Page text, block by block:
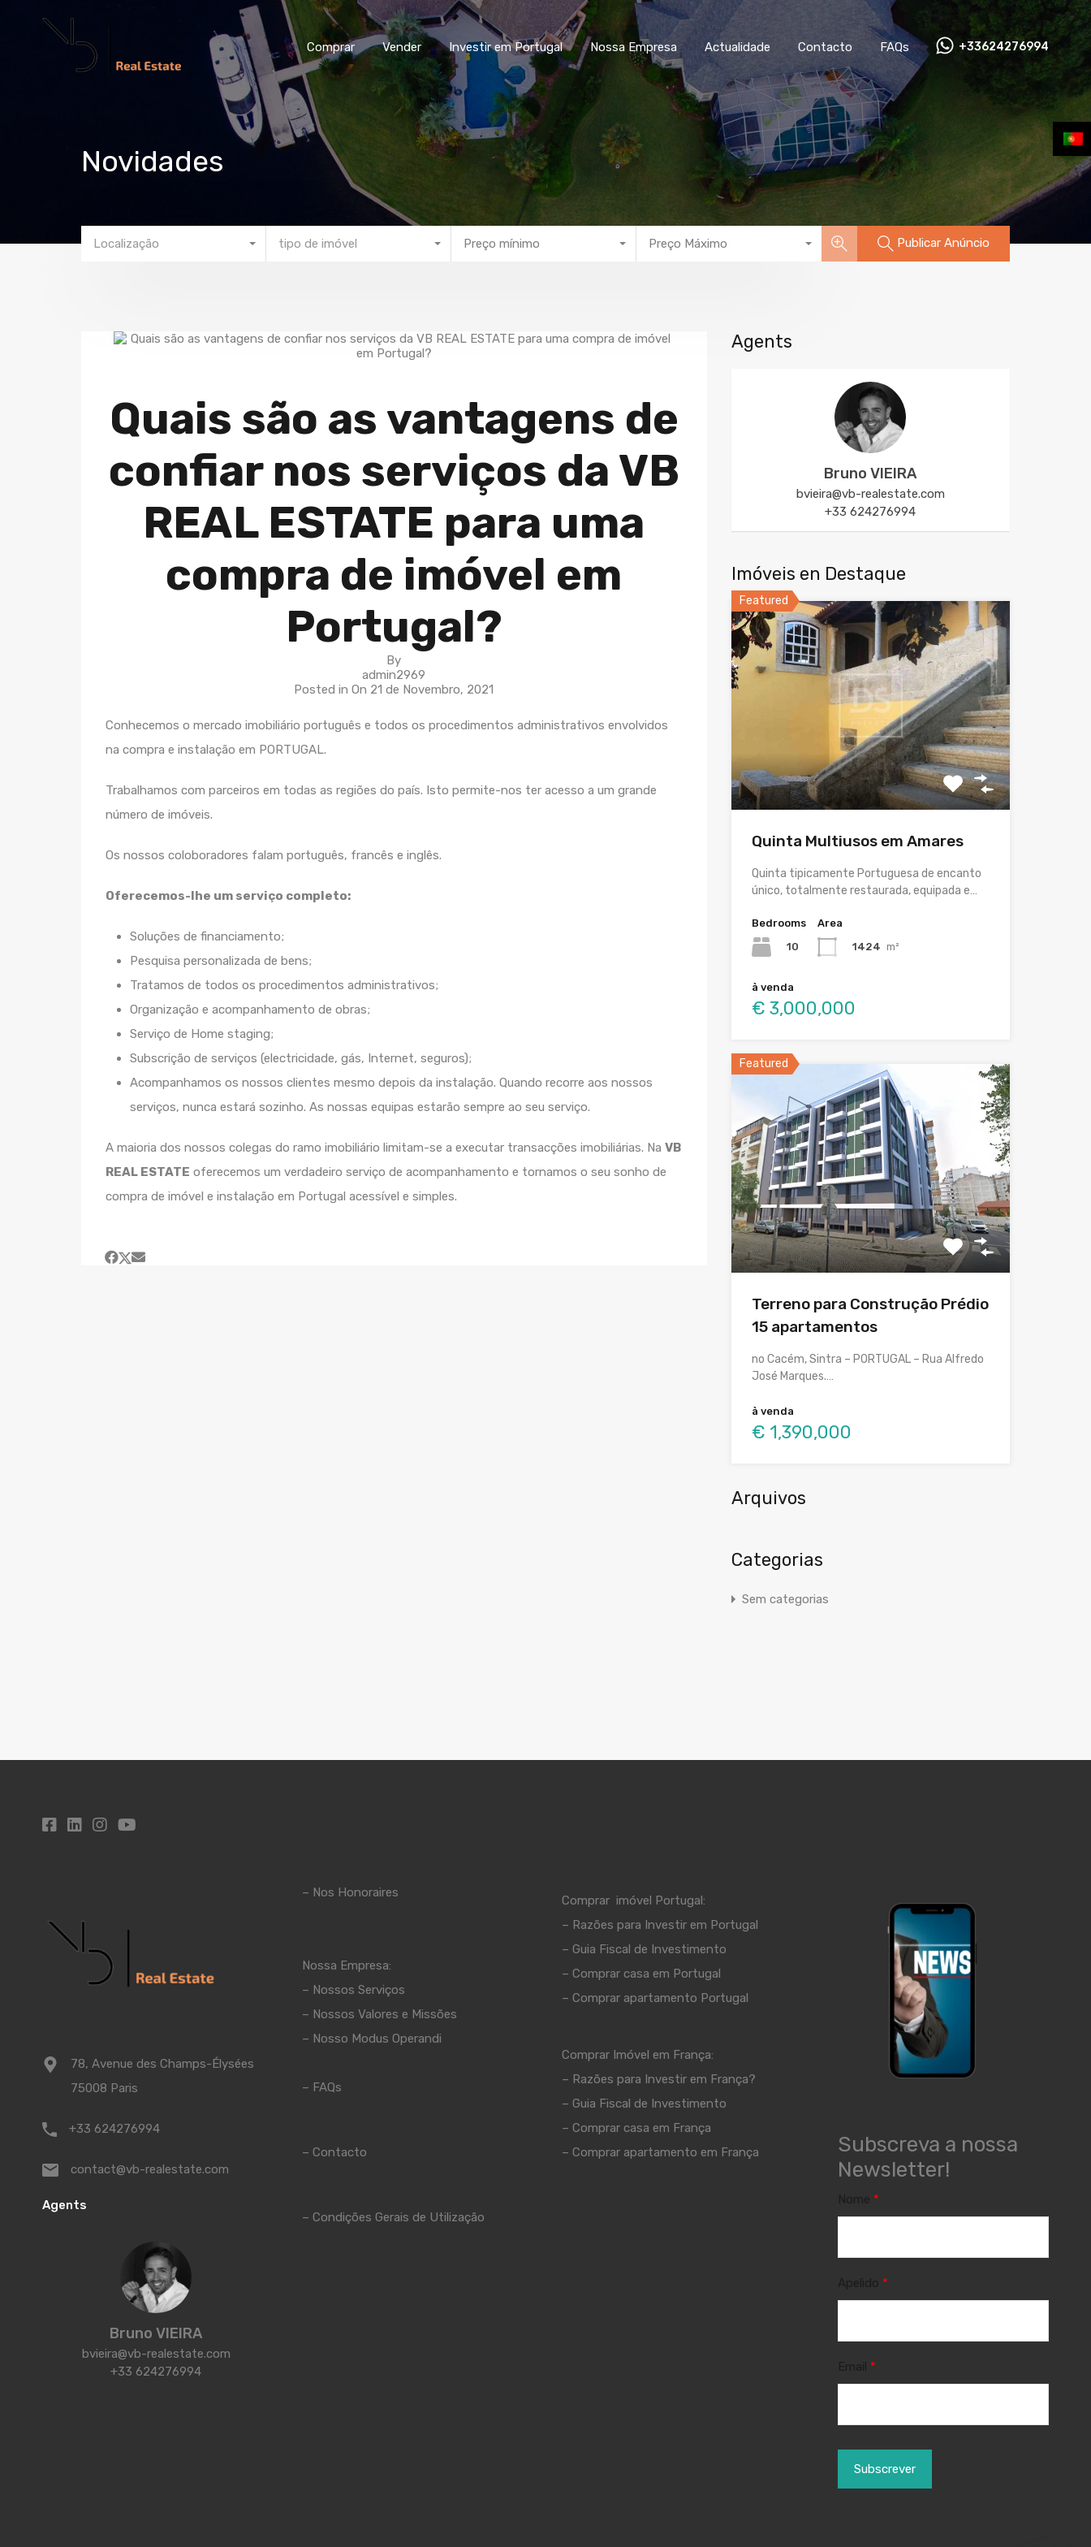
Comprar Vender Investir em Portugal Nossa Empresa Actualidade Contacto FAQs
+33624276994
Comprar
Vender Investir em Portugal Nossa Empresa Actualidade Contacto FAQs +33624276994
Novidades
Localização tipo de imóvel Preço mínimo Preço Máximo Publicar Anúncio
Quais são as vantagens de
confiar nos serviços da VB
REAL ESTATE para uma
compra de imóvel em
Portugal?
By
admin2969
Posted in On 21 de Novembro, 2021
Conhecemos o mercado imobiliário português e todos os procedimentos administrativos envolvidos
na compra e instalação em PORTUGAL.
Trabalhamos com parceiros em todas as regiões do país. Isto permite-nos ter acesso a um grande
número de imóveis.
Os nossos coloboradores falam português, francês e inglês.
Oferecemos-lhe um serviço completo:
Soluções de financiamento;
Pesquisa personalizada de bens;
Tratamos de todos os procedimentos administrativos;
Organização e acompanhamento de obras;
Serviço de Home staging;
Subscrição de serviços (electricidade, gás, Internet, seguros);
Acompanhamos os nossos clientes mesmo depois da instalação. Quando recorre aos nossos
serviços, nunca estará sozinho. As nossas equipas estarão sempre ao seu serviço.
A maioria dos nossos colegas do ramo imobiliário limitam-se a executar transacções imobiliárias. Na VB
REAL ESTATE oferecemos um verdadeiro serviço de acompanhamento e tornamos o seu sonho de
compra de imóvel e instalação em Portugal acessível e simples.
Agents
Bruno VIEIRA
bvieira@vb-realestate.com
+33 624276994
Imóveis en Destaque
Featured
Quinta Multiusos em Amares
Quinta tipicamente Portuguesa de encanto
único, totalmente restaurada, equipada e…
Bedrooms
10
Area
1424 m²
à venda
€ 3,000,000
Featured
Terreno para Construção Prédio
15 apartamentos
no Cacém, Sintra – PORTUGAL – Rua Alfredo
José Marques.…
à venda
€ 1,390,000
Arquivos
Categorias
Sem categorias
78, Avenue des Champs-Élysées
75008 Paris
+33 624276994
contact@vb-realestate.com
Agents
Bruno VIEIRA
bvieira@vb-realestate.com
+33 624276994
– Nos Honoraires
Nossa Empresa:
– Nossos Serviços
– Nossos Valores e Missões
– Nosso Modus Operandi
– FAQs
– Contacto
– Condições Gerais de Utilização
Comprar imóvel Portugal:
– Razões para Investir em Portugal
– Guia Fiscal de Investimento
– Comprar casa em Portugal
– Comprar apartamento Portugal
Comprar Imóvel em França:
– Razões para Investir em França?
– Guia Fiscal de Investimento
– Comprar casa em França
– Comprar apartamento em França
Subscreva a nossa
Newsletter!
*
*
*
Subscrever